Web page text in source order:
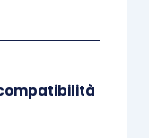
imputato nel
anche ai fini